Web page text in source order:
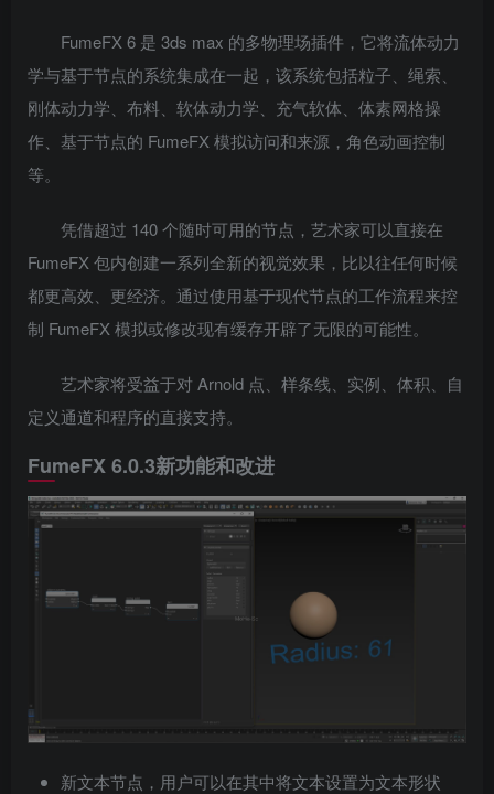
FumeFX 6 是 3ds max 的多物理场插件，它将流体动力
学与基于节点的系统集成在一起，该系统包括粒子、绳索、
刚体动力学、布料、软体动力学、充气软体、体素网格操
作、基于节点的 FumeFX 模拟访问和来源，角色动画控制
等。
凭借超过 140 个随时可用的节点，艺术家可以直接在
FumeFX 包内创建一系列全新的视觉效果，比以往任何时候
都更高效、更经济。通过使用基于现代节点的工作流程来控
制 FumeFX 模拟或修改现有缓存开辟了无限的可能性。
艺术家将受益于对 Arnold 点、样条线、实例、体积、自
定义通道和程序的直接支持。
FumeFX 6.0.3新功能和改进
新文本节点，用户可以在其中将文本设置为文本形状